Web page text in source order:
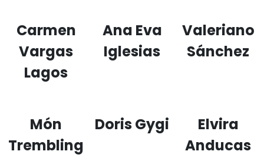
Carmen
Vargas
Lagos
Ana Eva
Iglesias
Valeriano
Sánchez
Món
Trembling
Doris Gygi
Elvira
Anducas